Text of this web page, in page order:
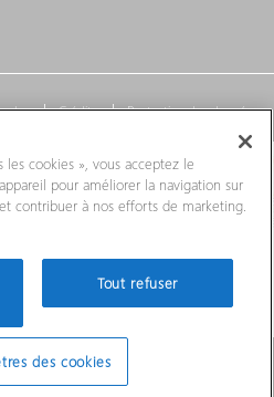
Crédits Protection des données
cookies », vous acceptez le
pour améliorer la navigation sur
contribuer à nos efforts de marketing.
Tout refuser
des cookies